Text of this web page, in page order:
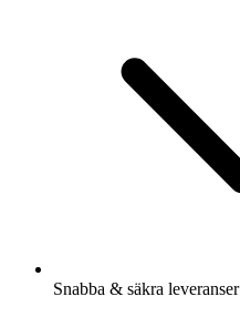
Snabba & säkra leveranser